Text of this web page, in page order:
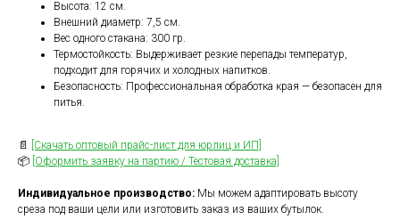
Высота: 12 см.
Внешний диаметр: 7,5 см.
Вес одного стакана: 300 гр.
Термостойкость: Выдерживает резкие перепады температур,
подходит для горячих и холодных напитков.
Безопасность: Профессиональная обработка края — безопасен для
питья.
📄
[Скачать оптовый прайс-лист для юрлиц и ИП]
📦 [Оформить заявку на партию / Тестовая доставка]
Индивидуальное производство: Мы можем адаптировать высоту
среза под ваши цели или изготовить заказ из ваших бутылок.